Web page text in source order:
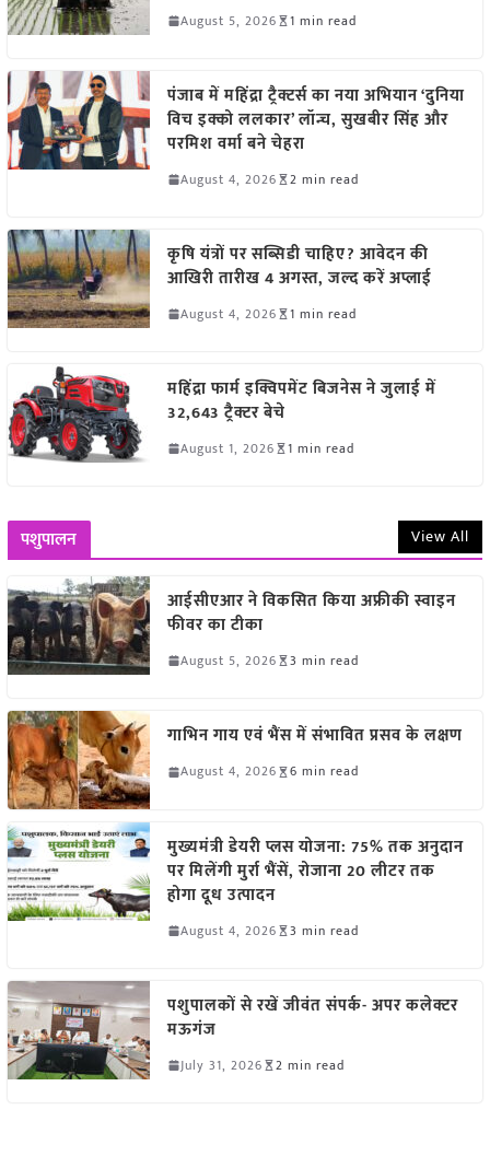
August 5, 2026 1 min read
पंजाब में महिंद्रा ट्रैक्टर्स का नया अभियान ‘दुनिया
विच इक्को ललकार’ लॉन्च, सुखबीर सिंह और
परमिश वर्मा बने चेहरा
August 4, 2026 2 min read
कृषि यंत्रों पर सब्सिडी चाहिए? आवेदन की
आखिरी तारीख 4 अगस्त, जल्द करें अप्लाई
August 4, 2026 1 min read
महिंद्रा फार्म इक्विपमेंट बिजनेस ने जुलाई में
32,643 ट्रैक्टर बेचे
August 1, 2026 1 min read
पशुपालन View All
आईसीएआर ने विकसित किया अफ्रीकी स्वाइन
फीवर का टीका
August 5, 2026 3 min read
गाभिन गाय एवं भैंस में संभावित प्रसव के लक्षण
August 4, 2026 6 min read
मुख्यमंत्री डेयरी प्लस योजना: 75% तक अनुदान
पर मिलेंगी मुर्रा भैंसें, रोजाना 20 लीटर तक
होगा दूध उत्पादन
August 4, 2026 3 min read
पशुपालकों से रखें जीवंत संपर्क- अपर कलेक्टर
मऊगंज
July 31, 2026 2 min read